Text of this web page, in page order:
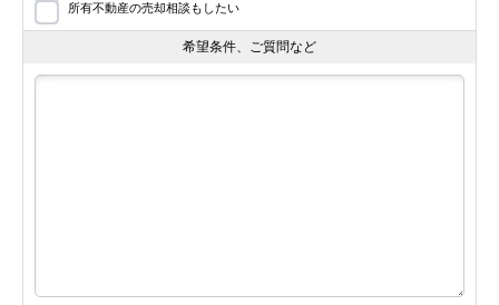
所有不動産の売却相談もしたい
希望条件、ご質問など